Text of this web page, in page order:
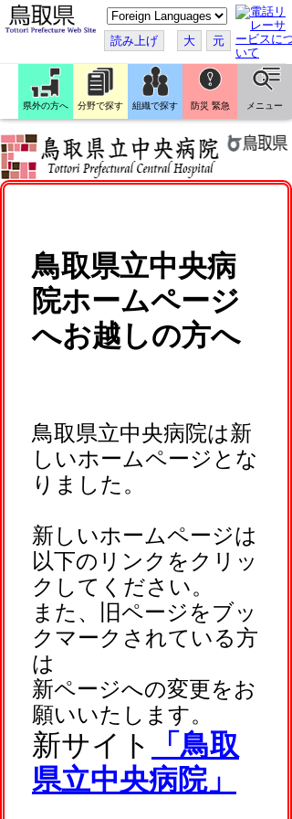
こ
の
ペ
ー
ジ
翻
訳
す
読み上げ 大 元
県外の方へ 分野で探す 組織で探す 防災 緊急 メニュー
鳥取県立中央病
院ホームページ
へお越しの方へ
鳥取県立中央病院は新
しいホームページとな
りました。
新しいホームページは
以下のリンクをクリッ
クしてください。
また、旧ページをブッ
クマークされている方
は
新ページへの変更をお
願いいたします。
新サイト
「鳥取
県立中央病院」